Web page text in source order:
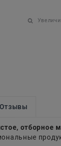
Отзывы
отборное